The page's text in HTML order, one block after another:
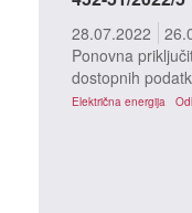
28.07.2022
Ponovna
dostopnih
Električna energija